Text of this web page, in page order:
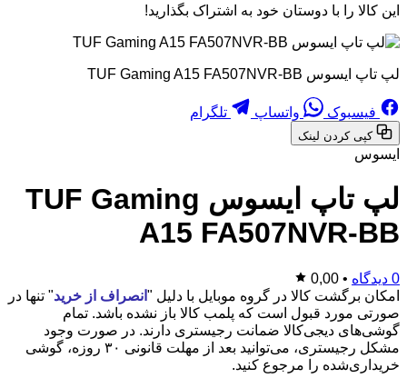
این کالا را با دوستان خود به اشتراک بگذارید!
لپ تاپ ایسوس TUF Gaming A15 FA507NVR-BB
فیسبوک واتساپ تلگرام
کپی کردن لینک
ایسوس
لپ تاپ ایسوس TUF Gaming
A15 FA507NVR-BB
0 دیدگاه •
0,00
امکان برگشت کالا در گروه موبایل با دلیل " انصراف از خرید" تنها در
صورتی مورد قبول است که پلمب کالا باز نشده باشد. تمام
گوشی‌های دیجی‌کالا ضمانت رجیستری دارند. در صورت وجود
مشکل رجیستری، می‌توانید بعد از مهلت قانونی ۳۰ روزه، گوشی
خریداری‌شده را مرجوع کنید.